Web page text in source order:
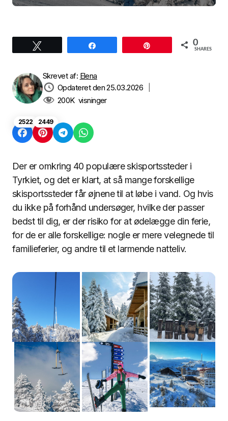
0
SHARES
Skrevet af: Elena
Opdateret den 25.03.2026
200Kvisninger
2522 2449
Der er omkring 40 populære skisportssteder i
Tyrkiet, og det er klart, at så mange forskellige
skisportssteder får øjnene til at løbe i vand. Og hvis
du ikke på forhånd undersøger, hvilke der passer
bedst til dig, er der risiko for at ødelægge din ferie,
for de er alle forskellige: nogle er mere velegnede til
familieferier, og andre til et larmende natteliv.